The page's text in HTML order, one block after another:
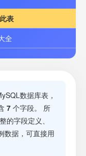
表
全
数据库表，
7 个字段。 所
的字段定义、
数据，可直接用